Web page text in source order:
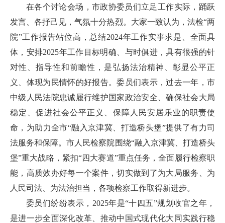
在各个讨论会场，市政协委员们立足工作实际，踊跃
发言、各抒己见，气氛十分热烈。大家一致认为，法检“两
院”工作报告站位高，总结2024年工作实事求是、全面具
体，安排2025年工作目标明确、与时俱进，具有很强的针
对性、指导性和前瞻性，是弘扬法治精神、彰显公平正
义、体现为民情怀的好报告。委员们表示，过去一年，市
中级人民法院忠诚履行维护国家政治安全、确保社会大局
稳定、促进社会公平正义、保障人民安居乐业的职责使
命，为助力全市“融入京津冀、打造桥头堡”提供了有力司
法服务和保障。市人民检察院围绕“融入京津冀、打造桥头
堡”重大战略，紧扣“四大赛道”重点任务，全面履行检察职
能，高质效办好每一个案件，切实做到了为大局服务、为
人民司法、为法治担当，各项检察工作取得新进步。
委员们纷纷表示，2025年是“十四五”规划收官之年，
是进一步全面深化改革、推动中国式现代化大同实践行稳